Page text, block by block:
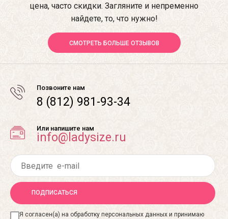
цена, часто скидки. Загляните и непременно
найдете, то, что нужно!
СМОТРЕТЬ БОЛЬШЕ ОТЗЫВОВ
Позвоните нам
8 (812) 981-93-34
Или напишите нам
info@ladysize.ru
ПОДПИСАТЬСЯ
Я согласен(а) на обработку персональных данных и принимаю